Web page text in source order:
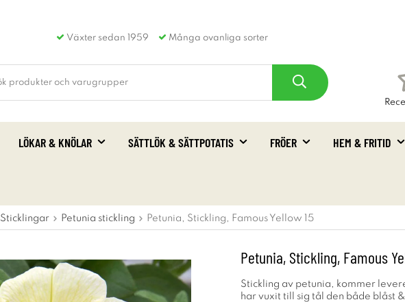
Växter sedan 1959 Många ovanliga sorter
LÖKAR & KNÖLAR SÄTTLÖK & SÄTTPOTATIS FRÖER HEM & FRITID
Sticklingar Petunia stickling Petunia, Stickling, Famous Yellow 15
Petunia, Stickling, Famous
Stickling av petunia, kommer
har vuxit till sig tål den både blåst